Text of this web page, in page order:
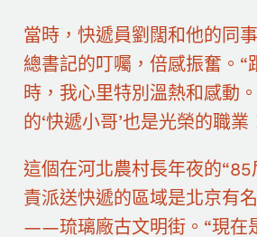
當時，快遞員劉闊和他的同
總書記的叮囑，倍感振奮。“
時，我心里特別溫熱和感動
的‘快遞小哥’也是光榮的職業
這個在河北農村長年夜的“85
責派送快遞的區域是北京有
——琉璃廠古文明街。“現在